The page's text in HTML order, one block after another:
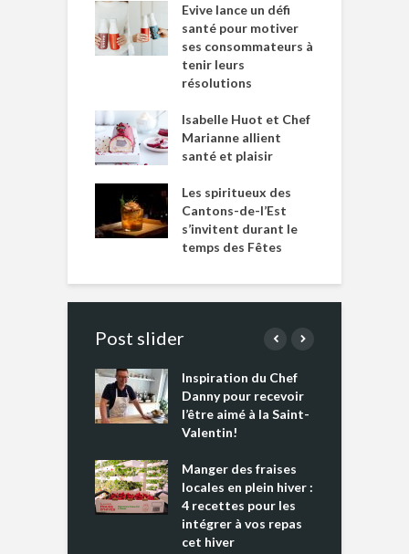
Evive lance un défi
santé pour motiver
ses consommateurs à
tenir leurs
résolutions
Isabelle Huot et Chef
Marianne allient
santé et plaisir
Les spiritueux des
Cantons-de-l’Est
s’invitent durant le
temps des Fêtes
Post slider
Inspiration du Chef
Danny pour recevoir
l’être aimé à la Saint-
Valentin!
Manger des fraises
locales en plein hiver :
4 recettes pour les
intégrer à vos repas
cet hiver